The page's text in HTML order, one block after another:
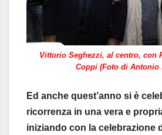
Vittorio Seghezzi, al centro, con
Coppi (Foto di Antonio
Ed anche quest’anno si è
ricorrenza in una vera e
iniziando con la celebrazione